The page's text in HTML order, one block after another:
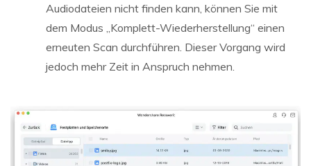
Audiodateien nicht finden kann, können Sie mit
dem Modus „Komplett-Wiederherstellung“ einen
erneuten Scan durchführen. Dieser Vorgang wird
jedoch mehr Zeit in Anspruch nehmen.